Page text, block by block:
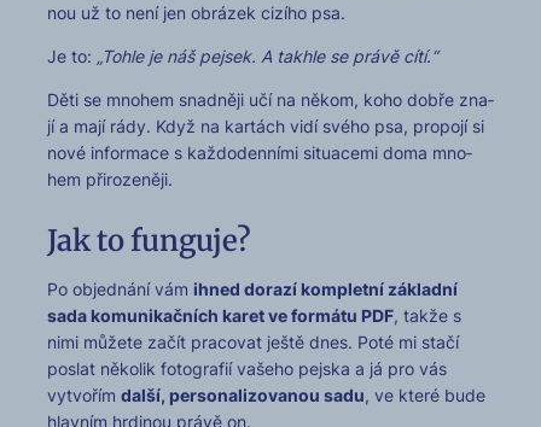
nou už to není jen obrázek cizího psa.
Je to: „Tohle je náš pejsek. A takhle se právě cítí.“
Děti se mno­hem snad­něji učí na někom, koho dobře zna­
jí a mají rády. Když na kartách vidí svého psa, propo­jí si
nové infor­ma­ce s kaž­do­den­ní­mi situ­ace­mi doma mno­
hem přirozeněji.
Jak to funguje?
Po objed­nání vám ihned dorazí kom­plet­ní zák­lad­ní
sada komu­nikačních karet ve for­má­tu PDF, takže s
nimi můžete začít pra­co­v­at ještě dnes. Poté mi stačí
poslat něko­lik fotografií vaše­ho pejs­ka a já pro vás
vytvořím další, per­son­al­i­zo­vanou sadu, ve které bude
hlavním hrdi­nou právě on.